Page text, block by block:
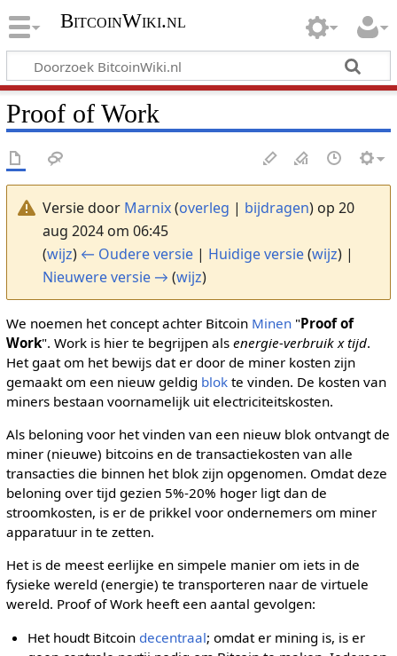
BitcoinWiki.nl
Proof of Work
Versie door Marnix(overleg | bijdragen)op 20
aug 2024 om 06:45
(wijz) ← Oudere versie| Huidige versie(wijz) |
Nieuwere versie → (wijz)
We noemen het concept achter Bitcoin Minen"Proof of
Work". Work is hier te begrijpen als energie-verbruik x tijd.
Het gaat om het bewijs dat er door de miner kosten zijn
gemaakt om een nieuw geldig blokte vinden. De kosten van
miners bestaan voornamelijk uit electriciteitskosten.
Als beloning voor het vinden van een nieuw blok ontvangt de
miner (nieuwe) bitcoins en de transactiekosten van alle
transacties die binnen het blok zijn opgenomen. Omdat deze
beloning over tijd gezien 5%-20% hoger ligt dan de
stroomkosten, is er de prikkel voor ondernemers om miner
apparatuur in te zetten.
Het is de meest eerlijke en simpele manier om iets in de
fysieke wereld (energie) te transporteren naar de virtuele
wereld. Proof of Work heeft een aantal gevolgen:
Het houdt Bitcoin decentraal; omdat er mining is, is er